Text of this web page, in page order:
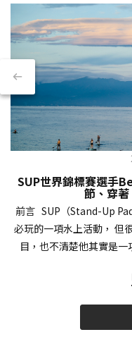
SUP世界錦標賽選手
節、穿
前言 SUP（Stand-Up Paddleboarding）是許多人去離島、海邊
必玩的一項水上活動， 但很多人可能不清楚SUP到底是什麼樣的項
目，也不清楚他其實是
年年底剛參加完在泰國舉
「有沒有季節、穿著的限
如果對SUP有興趣，可以